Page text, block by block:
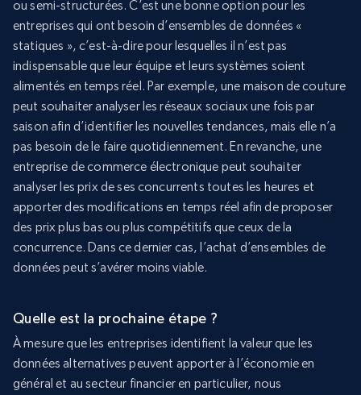
ou semi-structurées. C’est une bonne option pour les
entreprises qui ont besoin d’ensembles de données «
statiques », c’est-à-dire pour lesquelles il n’est pas
indispensable que leur équipe et leurs systèmes soient
alimentés en temps réel. Par exemple, une maison de couture
peut souhaiter analyser les réseaux sociaux une fois par
saison afin d’identifier les nouvelles tendances, mais elle n’a
pas besoin de le faire quotidiennement. En revanche, une
entreprise de commerce électronique peut souhaiter
analyser les prix de ses concurrents toutes les heures et
apporter des modifications en temps réel afin de proposer
des prix plus bas ou plus compétitifs que ceux de la
concurrence. Dans ce dernier cas, l’achat d’ensembles de
données peut s’avérer moins viable.
Quelle est la prochaine étape ?
À mesure que les entreprises identifient la valeur que les
données alternatives peuvent apporter à l’économie en
général et au secteur financier en particulier, nous